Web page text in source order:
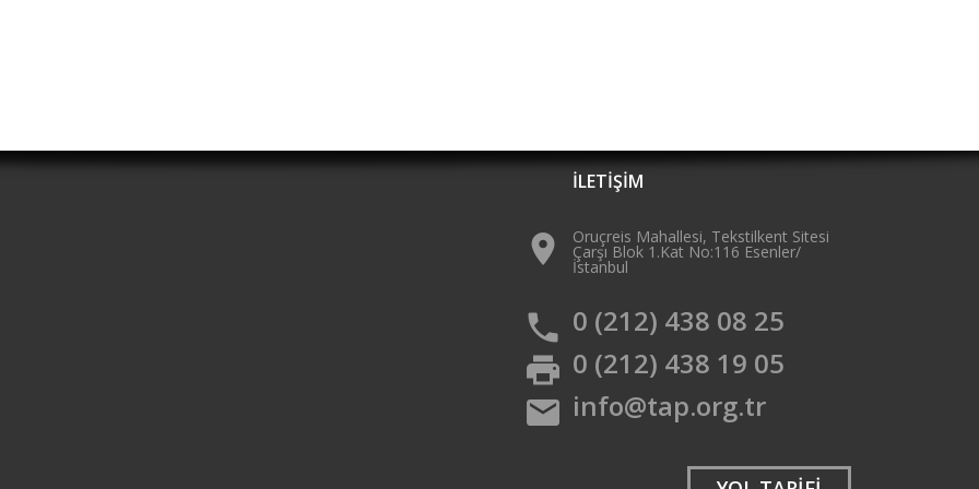
İLETİŞİM
place Oruçreis Mahallesi, Tekstilkent Sitesi
Çarşı Blok 1.Kat No:116 Esenler/
İstanbul
phone 0 (212) 438 08 25
print 0 (212) 438 19 05
mail info@tap.org.tr